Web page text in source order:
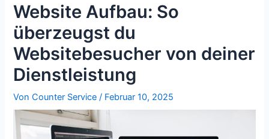
Website Aufbau: So
überzeugst du
Websitebesucher von deiner
Dienstleistung
VonCounter Service/ Februar 10, 2025